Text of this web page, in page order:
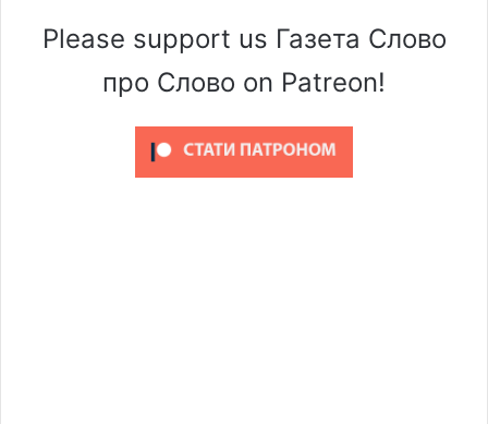
Please support us Газета Слово
про Слово on Patreon!